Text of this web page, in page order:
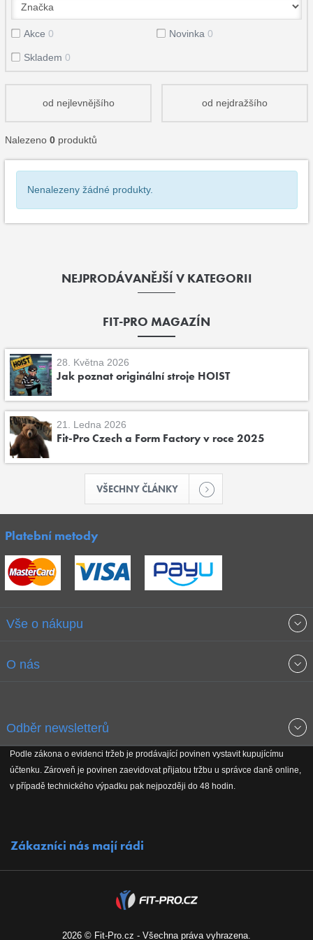
Akce 0 Novinka 0
Skladem 0
od nejlevnějšího od nejdražšího
Nalezeno 0 produktů
Nenalezeny žádné produkty.
NEJPRODÁVANĚJŠÍ V KATEGORII
FIT-PRO MAGAZÍN
28. Května 2026
Jak poznat originální stroje HOIST
21. Ledna 2026
Fit-Pro Czech a Form Factory v roce 2025
VŠECHNY ČLÁNKY
Platební metody
Vše o nákupu
Obchodní podmínky
Reklamační řád
O nás
Koho podporujeme
Odběr newsletterů
Podle zákona o evidenci tržeb je prodávající povinen vystavit kupujícímu
účtenku. Zároveň je povinen zaevidovat přijatou tržbu u správce daně online,
v případě technického výpadku pak nejpozději do 48 hodin.
Zákazníci nás mají rádi
2026 © Fit-Pro.cz - Všechna práva vyhrazena.